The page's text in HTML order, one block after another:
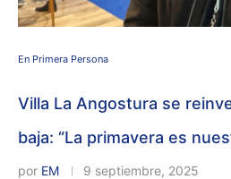
En Primera Persona
Villa La Angostura se
baja: “La primavera es
por EM 9 septiembre, 2025